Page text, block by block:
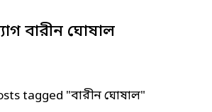
বারীন ঘোষাল
tagged "বারীন ঘোষাল"